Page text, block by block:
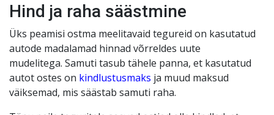
Hind ja raha säästmine
Üks peamisi ostma meelitavaid tegureid on kasutatud
autode madalamad hinnad võrreldes uute
mudelitega. Samuti tasub tähele panna, et kasutatud
autot ostes on kindlustusmaks ja muud maksud
väiksemad, mis säästab samuti raha.